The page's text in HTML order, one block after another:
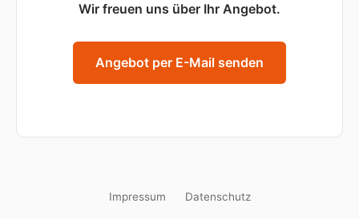
Wir freuen uns über Ihr Angebot.
Angebot per E-Mail senden
Impressum Datenschutz